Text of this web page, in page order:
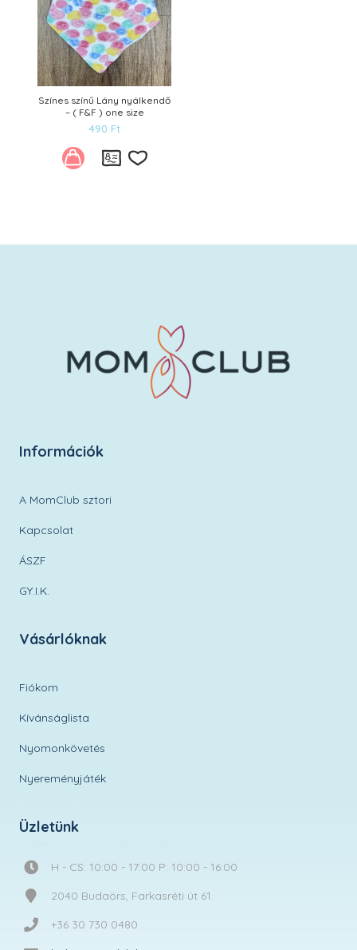
Színes színű Lány nyálkendő
– ( F&F ) one size
490 Ft
Információk
A MomClub sztori
Kapcsolat
ÁSZF
GY.I.K.
Vásárlóknak
Fiókom
Kívánságlista
Nyomonkövetés
Nyereményjáték
Üzletünk
H - CS: 10:00 - 17:00 P: 10:00 - 16:00
2040 Budaörs, Farkasréti út 61.
+36 30 730 0480